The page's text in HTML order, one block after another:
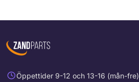
Öppettider 9-12 och 13-16 (mån-fre)